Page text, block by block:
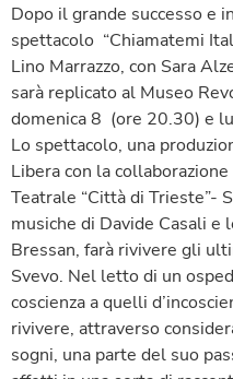
Dopo il grande successo e
spettacolo “Chiamatemi
Lino Marrazzo, con Sara
sarà replicato al Museo
domenica 8 (ore 20.30) e
Lo spettacolo, una
Libera con la
Teatrale “Città di Trieste”-
musiche di Davide Casali e
Bressan, farà rivivere gli
Svevo. Nel letto di un
coscienza a quelli
rivivere, attraverso
sogni, una parte del suo